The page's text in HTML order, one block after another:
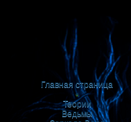
Главная страница
•
Теории
Ведьмы